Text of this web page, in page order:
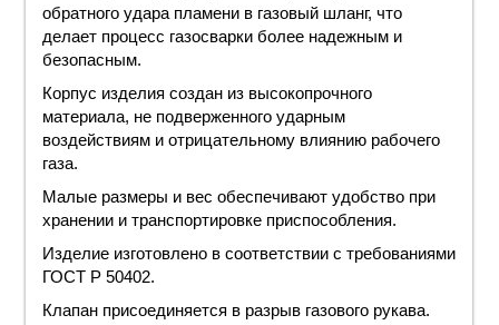
обратного удара пламени в газовый шланг, что
делает процесс газосварки более надежным и
безопасным.
Корпус изделия создан из высокопрочного
материала, не подверженного ударным
воздействиям и отрицательному влиянию рабочего
газа.
Малые размеры и вес обеспечивают удобство при
хранении и транспортировке приспособления.
Изделие изготовлено в соответствии с требованиями
ГОСТ Р 50402.
Клапан присоединяется в разрыв газового рукава.